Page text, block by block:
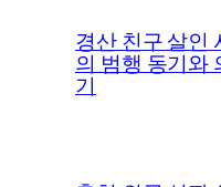
경산 친구 살인
의 범행 동기와
기